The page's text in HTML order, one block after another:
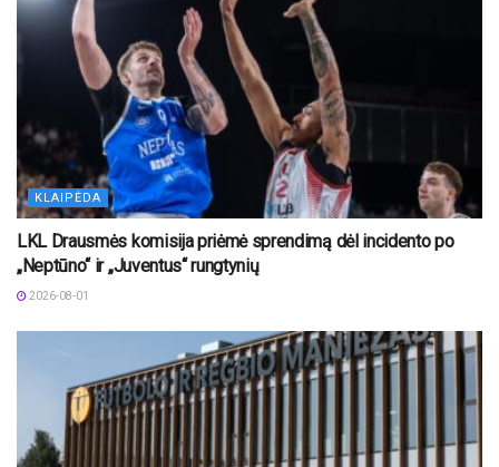
KLAIPĖDA
LKL Drausmės komisija priėmė sprendimą dėl incidento po
„Neptūno“ ir „Juventus“ rungtynių
2026-08-01